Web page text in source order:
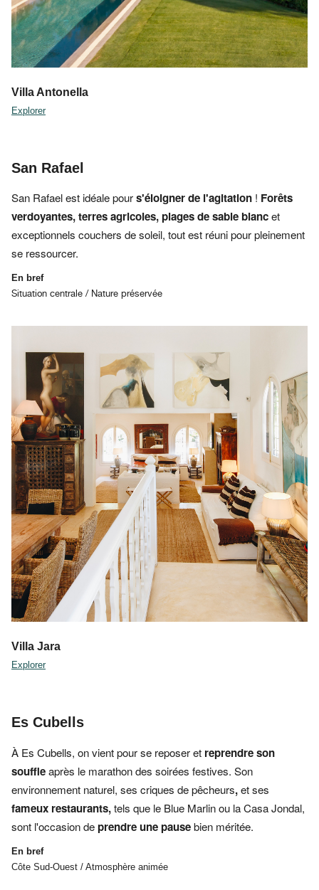
Villa Antonella
Explorer
San Rafael
San Rafael est idéale pours'éloigner de l'agitation ! Forêts
verdoyantes,terres agricoles,plages de sable blancet
exceptionnels couchers de soleil, tout est réuni pour pleinement
se ressourcer.
En bref
Situation centrale / Nature préservée
Villa Jara
Explorer
Es Cubells
À Es Cubells, on vient pour se reposer et reprendre son
souffleaprès le marathon des soirées festives. Son
environnement naturel, ses criques de pêcheurs,et ses
fameux restaurants,tels que le Blue Marlin ou la Casa Jondal,
sont l'occasion deprendre une pausebien méritée.
En bref
Côte Sud-Ouest / Atmosphère animée